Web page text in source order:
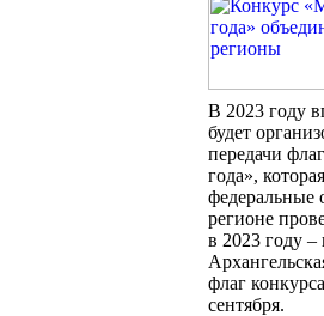
В 2023 году
будет
передачи
года»,
федеральные
регионе
в 2023 году –
флаг
сентября.